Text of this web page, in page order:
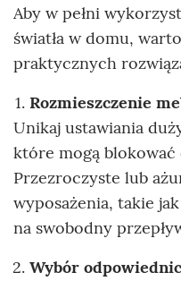
Aby w pełni
światła w domu,
praktycznych
Rozmieszczenie
Unikaj ustawiania
które mogą blokować
Przezroczyste lub
wyposażenia, takie
na swobodny
Wybór